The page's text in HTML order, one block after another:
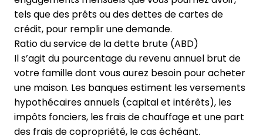
tels que des prêts ou des dettes de cartes de
crédit, pour remplir une demande.
Ratio du service de la dette brute (ABD)
Il s’agit du pourcentage du revenu annuel brut de
votre famille dont vous aurez besoin pour acheter
une maison. Les banques estiment les versements
hypothécaires annuels (capital et intérêts), les
impôts fonciers, les frais de chauffage et une part
des frais de copropriété, le cas échéant.